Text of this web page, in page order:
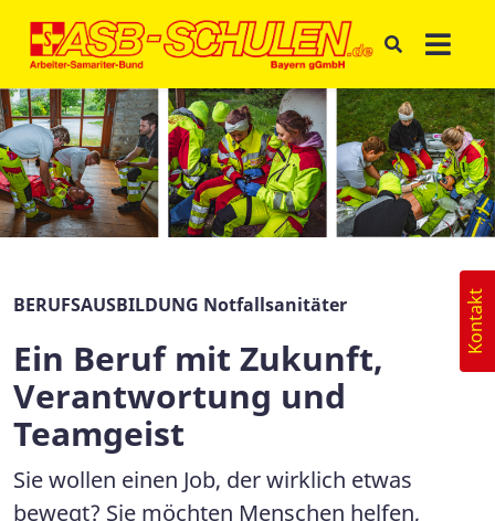
BERUFSAUSBILDUNG Notfallsanitäter
Ein Beruf mit Zukunft,
Verantwortung und
Teamgeist
Sie wollen einen Job, der wirklich etwas
bewegt? Sie möchten Menschen helfen,
Kontakt